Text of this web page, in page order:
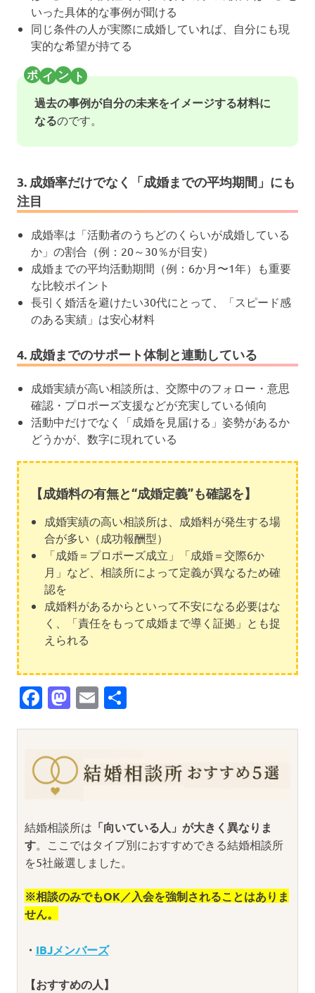
いった具体的な事例が聞ける
同じ条件の人が実際に成婚していれば、自分にも現
実的な希望が持てる
過去の事例が自分の未来をイメージする材料に
なるのです。
3. 成婚率だけでなく「成婚までの平均期間」にも
注目
成婚率は「活動者のうちどのくらいが成婚している
か」の割合（例：20～30％が目安）
成婚までの平均活動期間（例：6か月〜1年）も重要
な比較ポイント
長引く婚活を避けたい30代にとって、「スピード感
のある実績」は安心材料
4. 成婚までのサポート体制と連動している
成婚実績が高い相談所は、交際中のフォロー・意思
確認・プロポーズ支援などが充実している傾向
活動中だけでなく「成婚を見届ける」姿勢があるか
どうかが、数字に現れている
【成婚料の有無と“成婚定義”も確認を】
成婚実績の高い相談所は、成婚料が発生する場
合が多い（成功報酬型）
「成婚＝プロポーズ成立」「成婚＝交際6か
月」など、相談所によって定義が異なるため確
認を
成婚料があるからといって不安になる必要はな
く、「責任をもって成婚まで導く証拠」とも捉
えられる
Facebook
Mastodon
Email
結婚相談所は 「向いている人」が大きく異なりま
す。ここではタイプ別におすすめできる結婚相談所
を5社厳選しました。
※相談のみでもOK／入会を強制されることはありま
せん。
・ IBJメンバーズ
【おすすめの人】